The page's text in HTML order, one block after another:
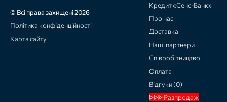
© Всі права захищені 2026
Політика конфіденційності
Карта сайту
Кредит «Сенс-Банк»
Про нас
Доставка
Наші партнери
Співробітництво
Оплата
Відгуки (0)
ᐈᐈᐈ Разпродаж